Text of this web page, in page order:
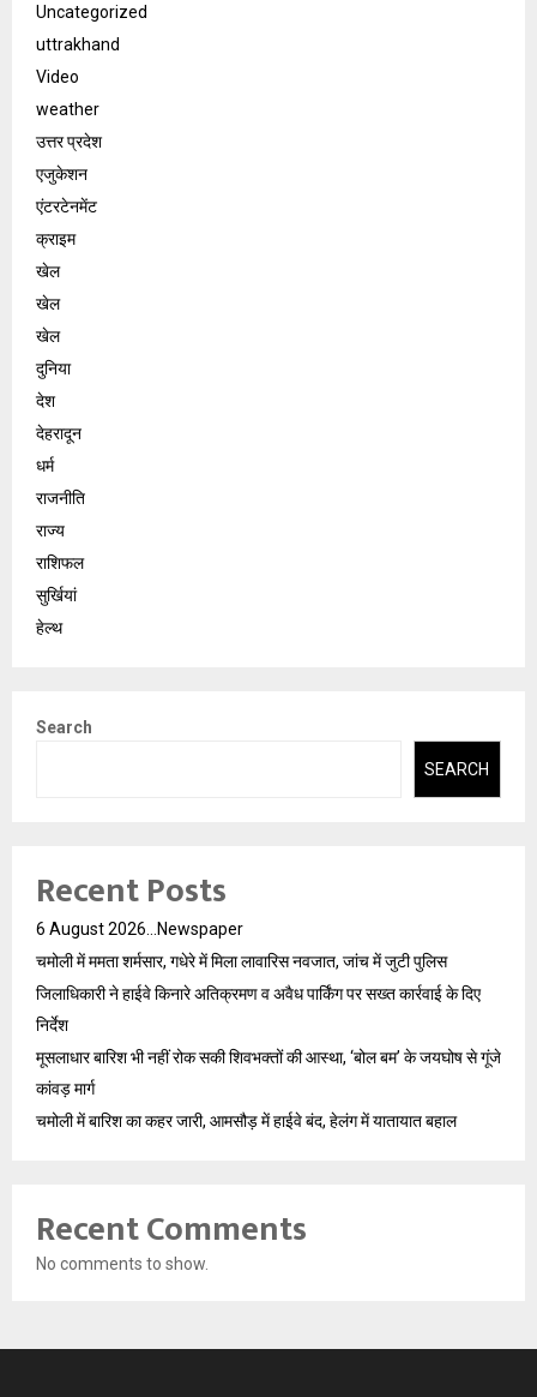
Uncategorized
uttrakhand
Video
weather
उत्तर प्रदेश
एजुकेशन
एंटरटेनमेंट
क्राइम
खेल
खेल
खेल
दुनिया
देश
देहरादून
धर्म
राजनीति
राज्य
राशिफल
सुर्खियां
हेल्थ
Search
SEARCH
Recent Posts
6 August 2026…Newspaper
चमोली में ममता शर्मसार, गधेरे में मिला लावारिस नवजात, जांच में जुटी पुलिस
जिलाधिकारी ने हाईवे किनारे अतिक्रमण व अवैध पार्किंग पर सख्त कार्रवाई के दिए
निर्देश
मूसलाधार बारिश भी नहीं रोक सकी शिवभक्तों की आस्था, ‘बोल बम’ के जयघोष से गूंजे
कांवड़ मार्ग
चमोली में बारिश का कहर जारी, आमसौड़ में हाईवे बंद, हेलंग में यातायात बहाल
Recent Comments
No comments to show.